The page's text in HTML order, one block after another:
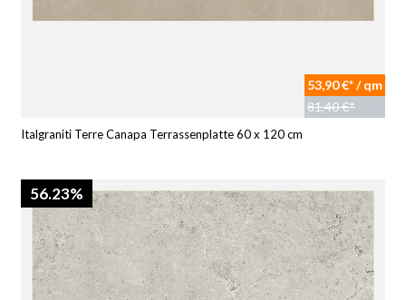
53,90 €* / qm
81,40 €*
Italgraniti Terre Canapa Terrassenplatte 60 x 120 cm
56.23%